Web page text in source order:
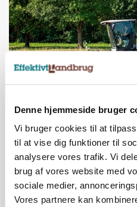
Denne hjemmeside bruger
Vi bruger cookies til at
til at vise dig funktioner til
analysere vores trafik. Vi
brug af vores website med
sociale medier,
Vores partnere kan
MASKINER
Forserie til selvkørende
ARRANGEMENT
Markvandring sætter